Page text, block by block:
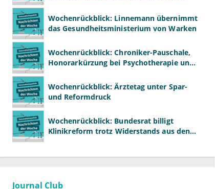
Wochenrückblick: Linnemann übernimmt
das Gesundheitsministerium von Warken
Wochenrückblick: Chroniker-Pauschale,
Honorarkürzung bei Psychotherapie und
Wochenrückblick: Ärztetag unter Spar-
und Reformdruck
Wochenrückblick: Bundesrat billigt
Klinikreform trotz Widerstands aus den
Journal Club